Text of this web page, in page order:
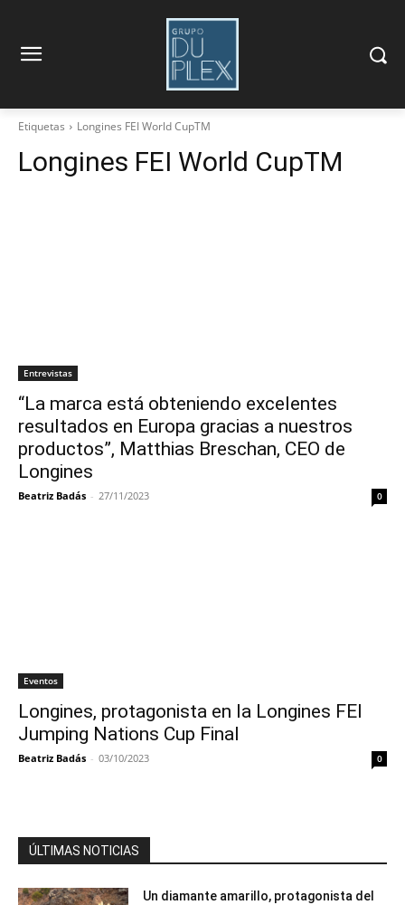
Etiquetas Longines FEI World CupTM
Longines FEI World CupTM
Entrevistas
“La marca está obteniendo excelentes
resultados en Europa gracias a nuestros
productos”, Matthias Breschan, CEO de
Longines
Beatriz Badás - 27/11/2023 0
Eventos
Longines, protagonista en la Longines FEI
Jumping Nations Cup Final
Beatriz Badás - 03/10/2023 0
ÚLTIMAS NOTICIAS
Un diamante amarillo, protagonista del